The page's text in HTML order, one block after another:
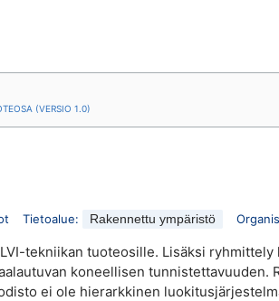
(VERSIO 1.0)
Tietoalue: Rakennettu ympäristö
tekniikan tuoteosille. Lisäksi
koneellisen
ei ole hierarkkinen